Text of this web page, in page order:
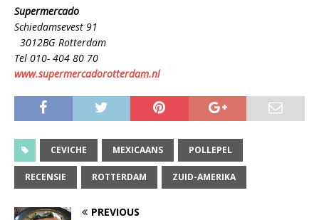
Supermercado
Schiedamsevest 91
3012BG Rotterdam
Tel 010- 404 80 70
www.supermercadorotterdam.nl
CEVICHE MEXICAANS POLLEPEL
RECENSIE ROTTERDAM ZUID-AMERIKA
PREVIOUS